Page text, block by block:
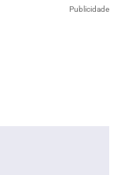
Publicidade